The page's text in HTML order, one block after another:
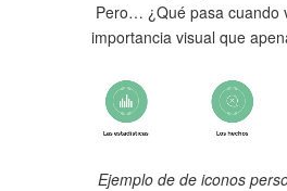
Pero… ¿Qué pasa cuando
importancia visual que
Ejemplo de de iconos